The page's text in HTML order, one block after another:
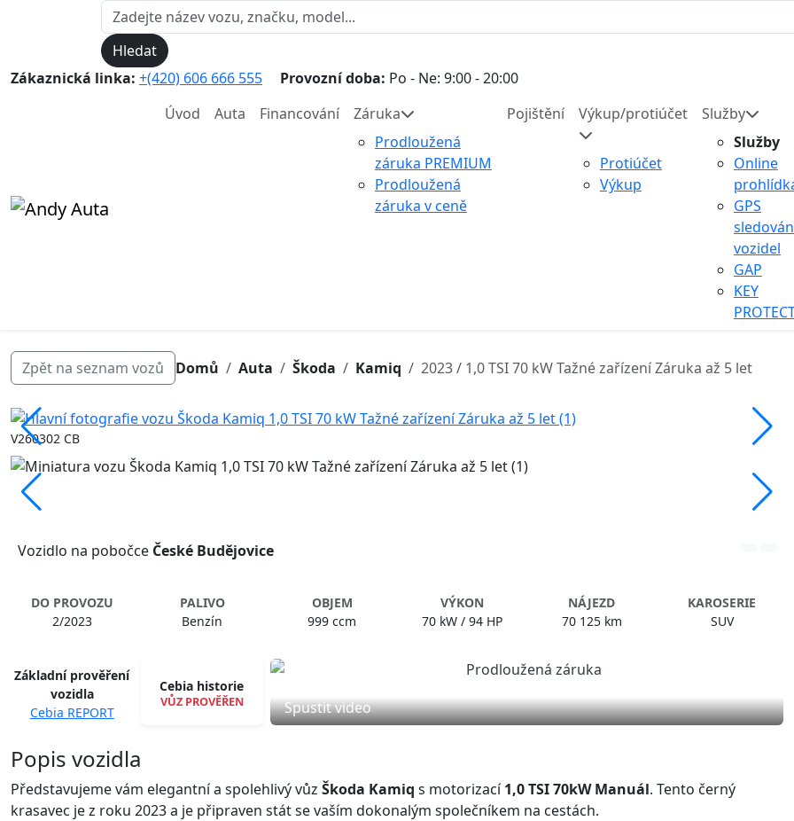
Hledat
Zákaznická linka: +(420) 606 666 555 Provozní doba: Po - Ne: 9:00 - 20:00
Úvod
Auta Financování
Záruka
Prodloužená
záruka PREMIUM
Prodloužená
záruka v ceně
Pojištění Výkup/protiúčet
Protiúčet
Výkup
Služby
Služby
Online
GPS
vozidel
GAP
KEY
Zpět na seznam vozů Domů Auta Škoda Kamiq 2023 / 1,0 TSI 70 kW Tažné zařízení Záruka až 5 let
V260302 CB
Vozidlo na pobočce České Budějovice
DO PROVOZU
2/2023
PALIVO
Benzín
OBJEM
999 ccm
VÝKON
70 kW / 94 HP
NÁJEZD
70 125 km
KAROSERIE
SUV
Základní prověření
vozidla
Cebia REPORT
Cebia historie
VŮZ PROVĚŘEN Spustit video
Popis vozidla
Představujeme vám elegantní a spolehlivý vůz Škoda Kamiq s motorizací1,0 TSI 70kW Manuál. Tento černý
krasavec je z roku 2023 a je připraven stát se vaším dokonalým společníkem na cestách.